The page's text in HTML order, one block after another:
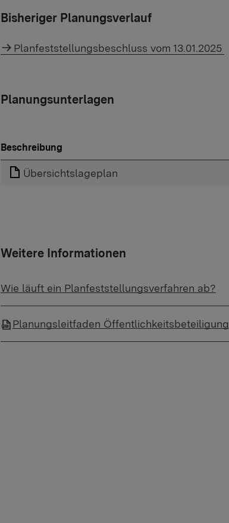
Bisheriger Planungsverlauf
Planfeststellungsbeschluss vom 13.01.2025
Planungsunterlagen
Beschreibung
Übersichtslageplan
Weitere Informationen
Wie läuft ein Planfeststellungsverfahren ab?
Planungsleitfaden Öffentlichkeitsbeteiligung